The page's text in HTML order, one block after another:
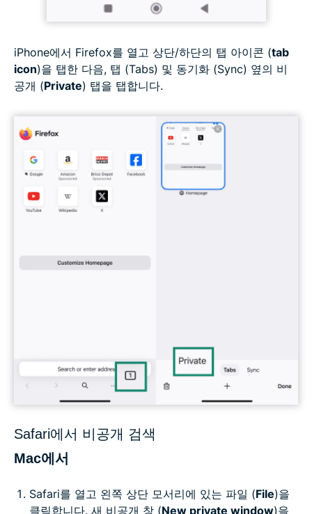
iPhone에서 Firefox를 열고 상단/하단의 탭 아이콘 (tab
icon)을 탭한 다음, 탭 (Tabs) 및 동기화 (Sync) 옆의 비
공개 (Private) 탭을 탭합니다.
Safari에서 비공개 검색
Mac에서
Safari를 열고 왼쪽 상단 모서리에 있는 파일 (File)을
클릭합니다. 새 비공개 창 (New private window)을